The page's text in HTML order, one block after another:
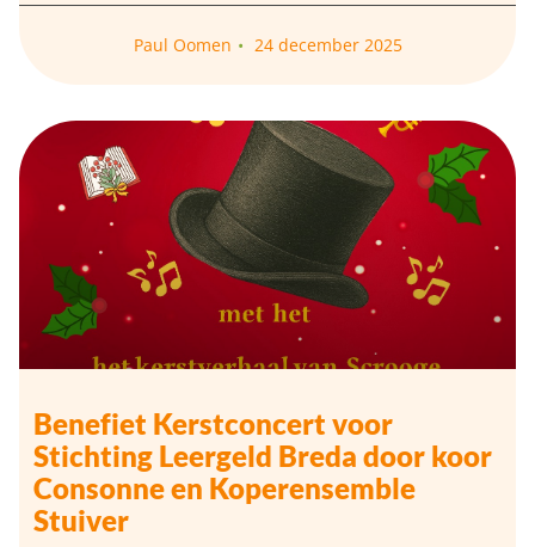
Paul Oomen 24 december 2025
Benefiet Kerstconcert voor
Stichting Leergeld Breda door koor
Consonne en Koperensemble
Stuiver